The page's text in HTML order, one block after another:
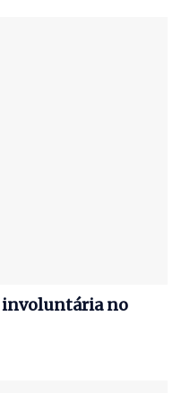
involuntária no